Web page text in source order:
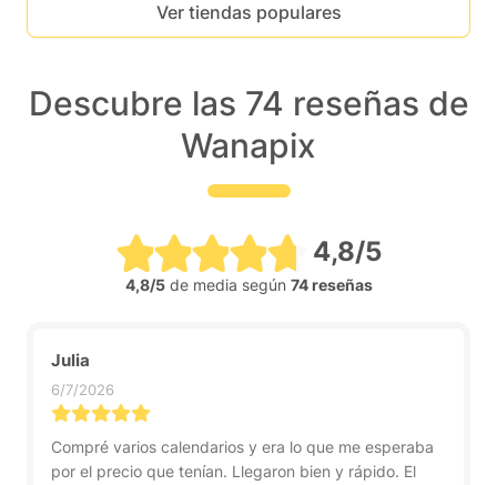
Ver tiendas populares
Descubre las 74 reseñas de
Wanapix
4,8/5
4,8/5de media según 74 reseñas
Julia
6/7/2026
Compré varios calendarios y era lo que me esperaba
por el precio que tenían. Llegaron bien y rápido. El